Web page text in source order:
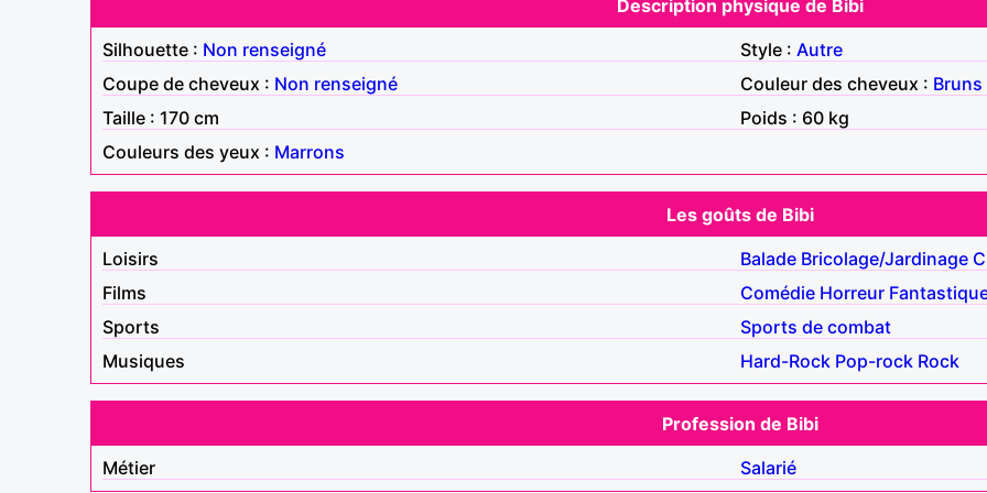
Description physique de Bibi
Silhouette : Non renseigné Style : Autre
Coupe de cheveux : Non renseigné Couleur des cheveux : Bruns
Taille : 170 cm
Poids : 60 kg
Couleurs des yeux : Marrons
Les goûts de Bibi
Loisirs
Balade Bricolage/Jardinage
Films
Comédie Horreur
Sports
Sports de combat
Musiques
Hard-Rock Pop-rock Rock
Profession de Bibi
Métier
Salarié